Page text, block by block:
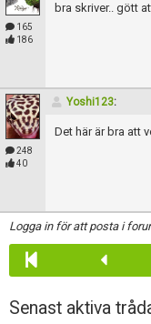
165
186
bra skriver.. gött
248
40
Yoshi123:
Det här är bra att
Logga in för att posta i
Senast aktiva